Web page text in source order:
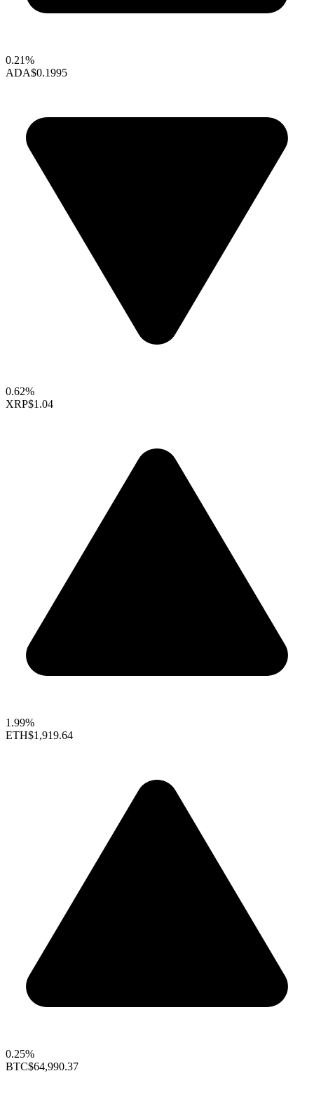
0.21%
ADA$0.1995
0.62%
XRP$1.04
1.99%
ETH$1,919.64
0.25%
BTC$64,990.37